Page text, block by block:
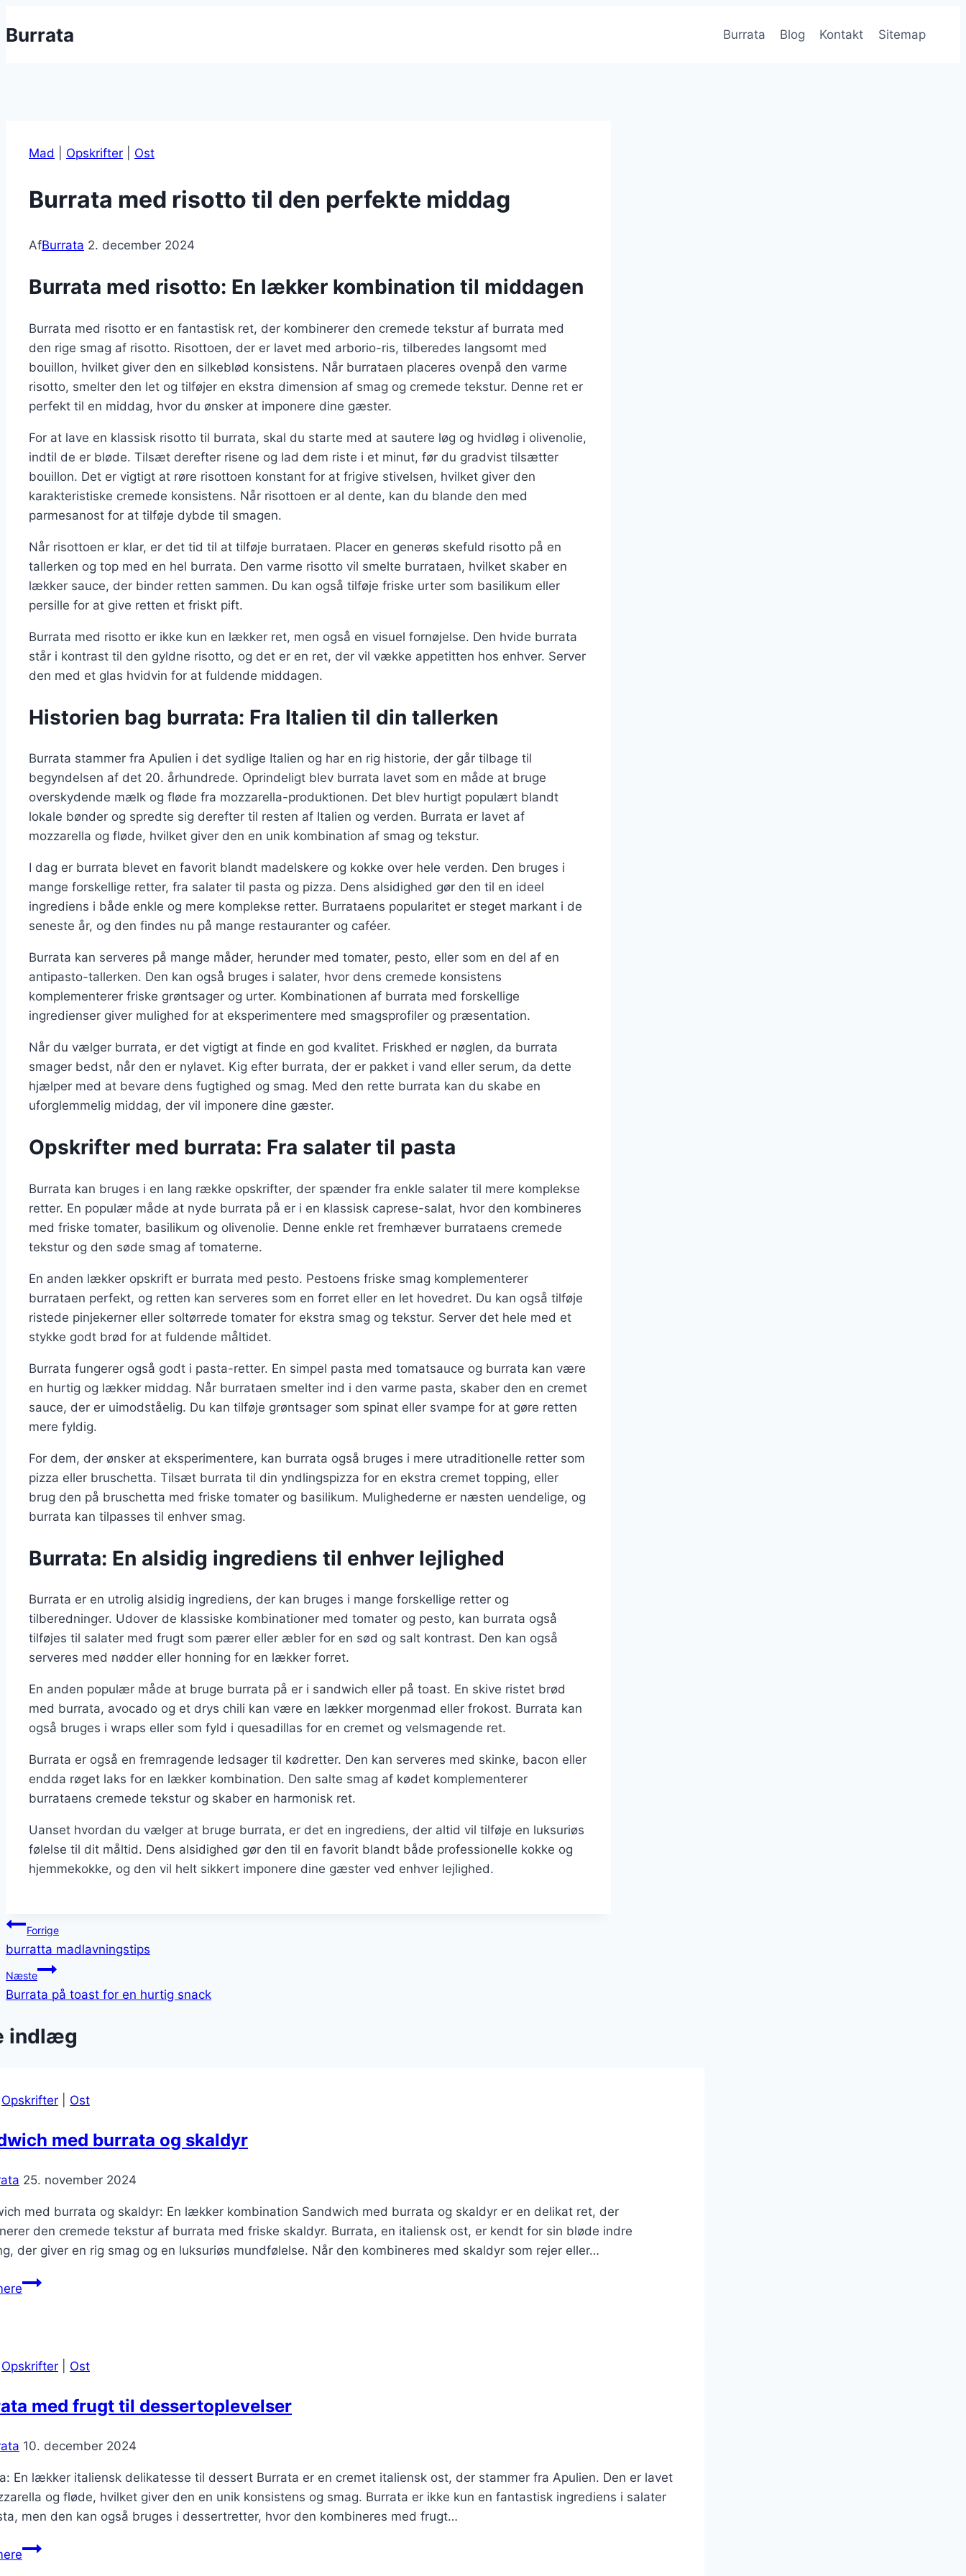
til
Burrata Burrata Blog Kontakt Sitemap
Mad Opskrifter Ost
Burrata med risotto til den perfekte middag
AfBurrata 2. december 2024
Burrata med risotto: En lækker kombination til middagen
Burrata med risotto er en fantastisk ret, der kombinerer den cremede tekstur af burrata med
den rige smag af risotto. Risottoen, der er lavet med arborio-ris, tilberedes langsomt med
bouillon, hvilket giver den en silkeblød konsistens. Når burrataen placeres ovenpå den varme
risotto, smelter den let og tilføjer en ekstra dimension af smag og cremede tekstur. Denne ret er
perfekt til en middag, hvor du ønsker at imponere dine gæster.
For at lave en klassisk risotto til burrata, skal du starte med at sautere løg og hvidløg i olivenolie,
indtil de er bløde. Tilsæt derefter risene og lad dem riste i et minut, før du gradvist tilsætter
bouillon. Det er vigtigt at røre risottoen konstant for at frigive stivelsen, hvilket giver den
karakteristiske cremede konsistens. Når risottoen er al dente, kan du blande den med
parmesanost for at tilføje dybde til smagen.
Når risottoen er klar, er det tid til at tilføje burrataen. Placer en generøs skefuld risotto på en
tallerken og top med en hel burrata. Den varme risotto vil smelte burrataen, hvilket skaber en
lækker sauce, der binder retten sammen. Du kan også tilføje friske urter som basilikum eller
persille for at give retten et friskt pift.
Burrata med risotto er ikke kun en lækker ret, men også en visuel fornøjelse. Den hvide burrata
står i kontrast til den gyldne risotto, og det er en ret, der vil vække appetitten hos enhver. Server
den med et glas hvidvin for at fuldende middagen.
Historien bag burrata: Fra Italien til din tallerken
Burrata stammer fra Apulien i det sydlige Italien og har en rig historie, der går tilbage til
begyndelsen af det 20. århundrede. Oprindeligt blev burrata lavet som en måde at bruge
overskydende mælk og fløde fra mozzarella-produktionen. Det blev hurtigt populært blandt
lokale bønder og spredte sig derefter til resten af Italien og verden. Burrata er lavet af
mozzarella og fløde, hvilket giver den en unik kombination af smag og tekstur.
I dag er burrata blevet en favorit blandt madelskere og kokke over hele verden. Den bruges i
mange forskellige retter, fra salater til pasta og pizza. Dens alsidighed gør den til en ideel
ingrediens i både enkle og mere komplekse retter. Burrataens popularitet er steget markant i de
seneste år, og den findes nu på mange restauranter og caféer.
Burrata kan serveres på mange måder, herunder med tomater, pesto, eller som en del af en
antipasto-tallerken. Den kan også bruges i salater, hvor dens cremede konsistens
komplementerer friske grøntsager og urter. Kombinationen af burrata med forskellige
ingredienser giver mulighed for at eksperimentere med smagsprofiler og præsentation.
Når du vælger burrata, er det vigtigt at finde en god kvalitet. Friskhed er nøglen, da burrata
smager bedst, når den er nylavet. Kig efter burrata, der er pakket i vand eller serum, da dette
hjælper med at bevare dens fugtighed og smag. Med den rette burrata kan du skabe en
uforglemmelig middag, der vil imponere dine gæster.
Opskrifter med burrata: Fra salater til pasta
Burrata kan bruges i en lang række opskrifter, der spænder fra enkle salater til mere komplekse
retter. En populær måde at nyde burrata på er i en klassisk caprese-salat, hvor den kombineres
med friske tomater, basilikum og olivenolie. Denne enkle ret fremhæver burrataens cremede
tekstur og den søde smag af tomaterne.
En anden lækker opskrift er burrata med pesto. Pestoens friske smag komplementerer
burrataen perfekt, og retten kan serveres som en forret eller en let hovedret. Du kan også tilføje
ristede pinjekerner eller soltørrede tomater for ekstra smag og tekstur. Server det hele med et
stykke godt brød for at fuldende måltidet.
Burrata fungerer også godt i pasta-retter. En simpel pasta med tomatsauce og burrata kan være
en hurtig og lækker middag. Når burrataen smelter ind i den varme pasta, skaber den en cremet
sauce, der er uimodståelig. Du kan tilføje grøntsager som spinat eller svampe for at gøre retten
mere fyldig.
For dem, der ønsker at eksperimentere, kan burrata også bruges i mere utraditionelle retter som
pizza eller bruschetta. Tilsæt burrata til din yndlingspizza for en ekstra cremet topping, eller
brug den på bruschetta med friske tomater og basilikum. Mulighederne er næsten uendelige, og
burrata kan tilpasses til enhver smag.
Burrata: En alsidig ingrediens til enhver lejlighed
Burrata er en utrolig alsidig ingrediens, der kan bruges i mange forskellige retter og
tilberedninger. Udover de klassiske kombinationer med tomater og pesto, kan burrata også
tilføjes til salater med frugt som pærer eller æbler for en sød og salt kontrast. Den kan også
serveres med nødder eller honning for en lækker forret.
En anden populær måde at bruge burrata på er i sandwich eller på toast. En skive ristet brød
med burrata, avocado og et drys chili kan være en lækker morgenmad eller frokost. Burrata kan
også bruges i wraps eller som fyld i quesadillas for en cremet og velsmagende ret.
Burrata er også en fremragende ledsager til kødretter. Den kan serveres med skinke, bacon eller
endda røget laks for en lækker kombination. Den salte smag af kødet komplementerer
burrataens cremede tekstur og skaber en harmonisk ret.
Uanset hvordan du vælger at bruge burrata, er det en ingrediens, der altid vil tilføje en luksuriøs
følelse til dit måltid. Dens alsidighed gør den til en favorit blandt både professionelle kokke og
hjemmekokke, og den vil helt sikkert imponere dine gæster ved enhver lejlighed.
Indlægsnavigation
Forrige
burratta madlavningstips
Næste
Burrata på toast for en hurtig snack
indlæg
Opskrifter Ost
med burrata og skaldyr
25. november 2024
med burrata og skaldyr: En lækker kombination Sandwich med burrata og skaldyr er en delikat ret, der
den cremede tekstur af burrata med friske skaldyr. Burrata, en italiensk ost, er kendt for sin bløde indre
der giver en rig smag og en luksuriøs mundfølelse. Når den kombineres med skaldyr som rejer eller…
Sandwich
skaldyr
Opskrifter Ost
med frugt til dessertoplevelser
10. december 2024
En lækker italiensk delikatesse til dessert Burrata er en cremet italiensk ost, der stammer fra Apulien. Den er lavet
og fløde, hvilket giver den en unik konsistens og smag. Burrata er ikke kun en fantastisk ingrediens i salater
men den kan også bruges i dessertretter, hvor den kombineres med frugt…
Burrata